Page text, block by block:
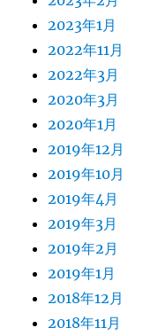
2023年1月
2022年11月
2022年3月
2020年3月
2020年1月
2019年12月
2019年10月
2019年4月
2019年3月
2019年2月
2019年1月
2018年12月
2018年11月